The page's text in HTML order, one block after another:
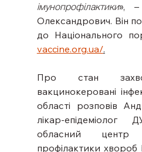
імунопрофілактики», –
Олександрович. Він
vaccine.org.ua/.
Про стан
вакцинокеровані
області розповів
лікар-епідеміолог
обласний
профілактики